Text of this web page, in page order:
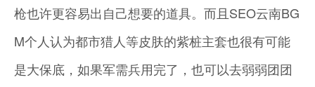
枪也许更容易出自己想要的道具。而且SEO云南BG
M个人认为都市猎人等皮肤的紫桩主套也很有可能
是大保底，如果军需兵用完了，也可以去弱弱团团